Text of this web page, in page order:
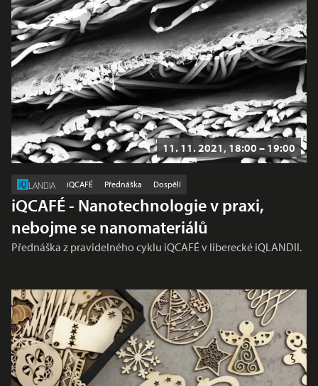
11. 11. 2021, 18:00 – 19:00
LANDIA iQCAFÉ Přednáška Dospělí
iQCAFÉ - Nanotechnologie v praxi,
nebojme se nanomateriálů
Přednáška z pravidelného cyklu iQCAFÉ v liberecké iQLANDII.